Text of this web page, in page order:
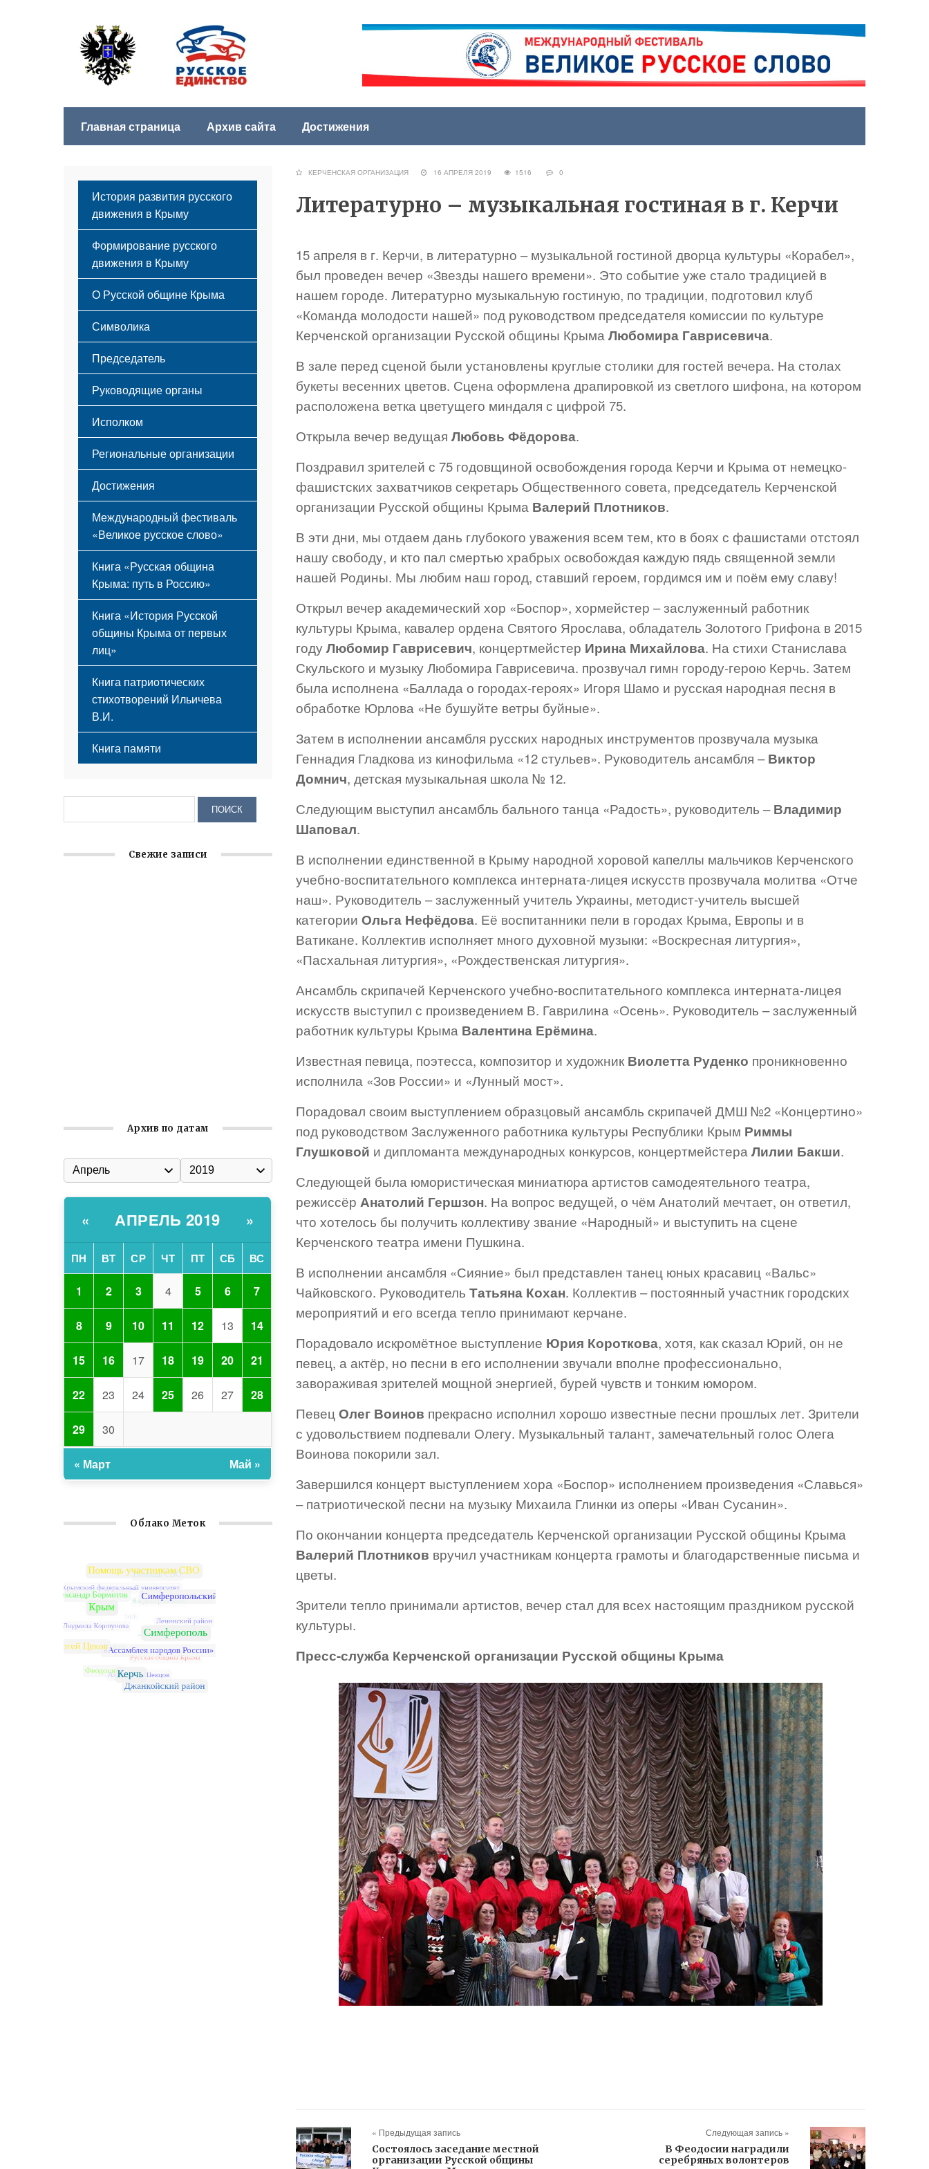
Главная страница Архив сайта Достижения
КЕРЧЕНСКАЯ ОРГАНИЗАЦИЯ 16 АПРЕЛЯ 2019 1516 0
Литературно – музыкальная гостиная в г. Керчи
15 апреля в г. Керчи, в литературно – музыкальной гостиной дворца культуры «Корабел»,
был проведен вечер «Звезды нашего времени». Это событие уже стало традицией в
нашем городе. Литературно музыкальную гостиную, по традиции, подготовил клуб
«Команда молодости нашей» под руководством председателя комиссии по культуре
Керченской организации Русской общины КрымаЛюбомира Гаврисевича.
В зале перед сценой были установлены круглые столики для гостей вечера. На столах
букеты весенних цветов. Сцена оформлена драпировкой из светлого шифона, на котором
расположена ветка цветущего миндаля с цифрой 75.
Открыла вечер ведущаяЛюбовь Фёдорова.
Поздравил зрителей с 75 годовщиной освобождения города Керчи и Крыма от немецко-
фашистских захватчиков секретарь Общественного совета, председатель Керченской
организации Русской общины Крыма Валерий Плотников.
В эти дни, мы отдаем дань глубокого уважения всем тем, кто в боях с фашистами отстоял
нашу свободу, и кто пал смертью храбрых освобождая каждую пядь священной земли
нашей Родины. Мы любим наш город, ставший героем, гордимся им и поём ему славу!
Открыл вечер академический хор «Боспор», хормейстер – заслуженный работник
культуры Крыма, кавалер ордена Святого Ярослава, обладатель Золотого Грифона в 2015
годуЛюбомир Гаврисевич, концертмейстер Ирина Михайлова. На стихи Станислава
Скульского и музыку Любомира Гаврисевича. прозвучал гимн городу-герою Керчь. Затем
была исполнена «Баллада о городах-героях» Игоря Шамо и русская народная песня в
обработке Юрлова «Не бушуйте ветры буйные».
Затем в исполнении ансамбля русских народных инструментов прозвучала музыка
Геннадия Гладкова из кинофильма «12 стульев». Руководитель ансамбля –Виктор
Домнич, детская музыкальная школа № 12.
Следующим выступил ансамбль бального танца «Радость», руководитель –Владимир
Шаповал.
В исполнении единственной в Крыму народной хоровой капеллы мальчиков Керченского
учебно-воспитательного комплекса интерната-лицея искусств прозвучала молитва «Отче
наш». Руководитель – заслуженный учитель Украины, методист-учитель высшей
категорииОльга Нефёдова. Её воспитанники пели в городах Крыма, Европы и в
Ватикане. Коллектив исполняет много духовной музыки: «Воскресная литургия»,
«Пасхальная литургия», «Рождественская литургия».
Ансамбль скрипачей Керченского учебно-воспитательного комплекса интерната-лицея
искусств выступил с произведением В. Гаврилина «Осень». Руководитель – заслуженный
работник культуры Крыма Валентина Ерёмина.
Известная певица, поэтесса, композитор и художник Виолетта Руденко проникновенно
исполнила «Зов России» и «Лунный мост».
Порадовал своим выступлением образцовый ансамбль скрипачей ДМШ №2 «Концертино»
под руководством Заслуженного работника культуры Республики Крым Риммы
Глушковой и дипломанта международных конкурсов, концертмейстераЛилии Бакши.
Следующей была юмористическая миниатюра артистов самодеятельного театра,
режиссёр Анатолий Гершзон. На вопрос ведущей, о чём Анатолий мечтает, он ответил,
что хотелось бы получить коллективу звание «Народный» и выступить на сцене
Керченского театра имени Пушкина.
В исполнении ансамбля «Сияние» был представлен танец юных красавиц «Вальс»
Чайковского. РуководительТатьяна Кохан. Коллектив – постоянный участник городских
мероприятий и его всегда тепло принимают керчане.
Порадовало искромётное выступление Юрия Короткова, хотя, как сказал Юрий, он не
певец, а актёр, но песни в его исполнении звучали вполне профессионально,
завораживая зрителей мощной энергией, бурей чувств и тонким юмором.
ПевецОлег Воинов прекрасно исполнил хорошо известные песни прошлых лет. Зрители
с удовольствием подпевали Олегу. Музыкальный талант, замечательный голос Олега
Воинова покорили зал.
Завершился концерт выступлением хора «Боспор» исполнением произведения «Славься»
– патриотической песни на музыку Михаила Глинки из оперы «Иван Сусанин».
По окончании концерта председатель Керченской организации Русской общины Крыма
Валерий Плотников вручил участникам концерта грамоты и благодарственные письма и
цветы.
Зрители тепло принимали артистов, вечер стал для всех настоящим праздником русской
культуры.
Пресс-служба Керченской организации Русской общины Крыма
« Предыдущая запись
Состоялось заседание местной
организации Русской общины
Следующая запись »
В Феодосии наградили
серебряных волонтеров
История развития русского
движения в Крыму
Формирование русского
движения в Крыму
Русский Крым
О Русской общине Крыма
Этапы становления
Принципы деятельности
Структура
Мероприятия
Символика
Флаг
Герб
Гимн
Председатель
Руководящие органы
Исполком
Региональные организации
Достижения
Международный фестиваль
«Великое русское слово»
Книга «Русская община
Крыма: путь в Россию»
Книга «История Русской
общины Крыма от первых
лиц»
Книга патриотических
стихотворений Ильичева
В.И.
Книга памяти
Свежие записи
Архив по датам
« АПРЕЛЬ 2019 »
ПН ВТ СР ЧТ ПТ СБ ВС
1 2 3 4 5 6 7
8 9 10 11 12 13 14
15 16 17 18 19 20 21
22 23 24 25 26 27 28
29 30
« Март Май »
Облако Меток